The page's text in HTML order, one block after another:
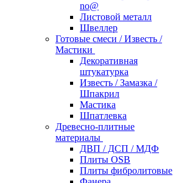
no@
Листовой металл
Швеллер
Готовые смеси / Известь /
Мастики
Декоративная
штукатурка
Известь / Замазка /
Шпакрил
Мастика
Шпатлевка
Древесно-плитные
материалы
ДВП / ДСП / МДФ
Плиты OSB
Плиты фибролитовые